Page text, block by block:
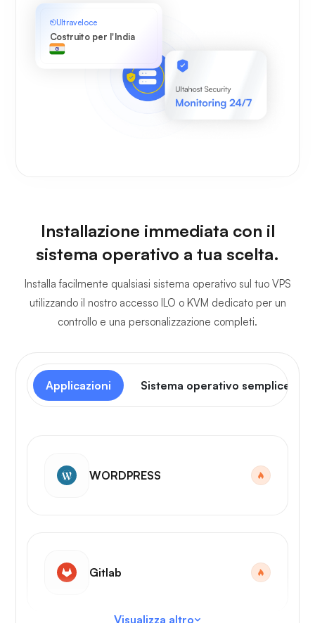
Ultraveloce
Costruito per l'India
Installazione immediata con il
sistema operativo a tua scelta.
Installa facilmente qualsiasi sistema operativo sul tuo VPS
utilizzando il nostro accesso ILO o KVM dedicato per un
controllo e una personalizzazione completi.
Applicazioni Sistema operativo semplice
WORDPRESS
Gitlab
Visualizza altro